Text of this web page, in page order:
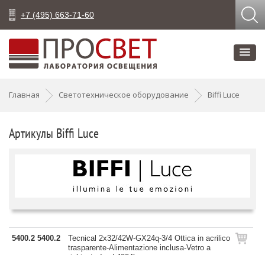
+7 (495) 663-71-60
Главная Светотехническое оборудование Biffi Luce
Артикулы Biffi Luce
5400.2 5400.2
Tecnical 2x32/42W-GX24q-3/4 Ottica in acrilico
trasparente-Alimentazione inclusa-Vetro a